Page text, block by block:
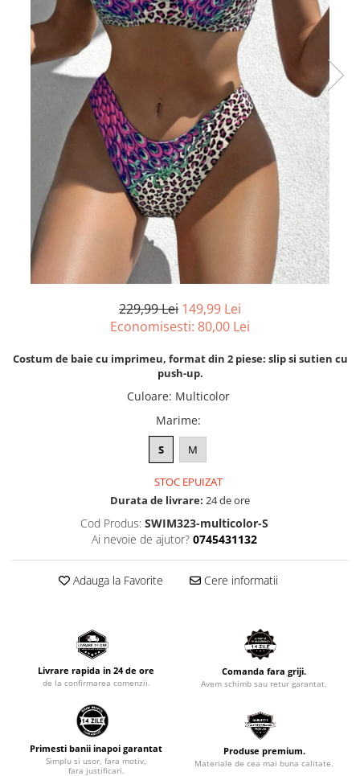
229,99 Lei 149,99 Lei
Economisesti: 80,00 Lei
Costum de baie cu imprimeu, format din 2 piese: slip si sutien cu
push-up.
Culoare: Multicolor
Marime:
S M
STOC EPUIZAT
Durata de livrare: 24 de ore
Cod Produs: SWIM323-multicolor-S
Ai nevoie de ajutor? 0745431132
Adauga la Favorite Cere informatii
Livrare rapida in 24 de ore
de la confirmarea comenzii.
Comanda fara griji.
Avem schimb sau retur garantat.
Primesti banii inapoi garantat
Simplu si usor, fara motiv,
fara justificari.
Produse premium.
Materiale de cea mai buna calitate.